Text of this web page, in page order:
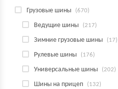
Грузовые шины (670)
Ведущие шины (217)
Зимние грузовые шины (17)
Рулевые шины (176)
Универсальные шины (202)
Шины на прицеп (132)